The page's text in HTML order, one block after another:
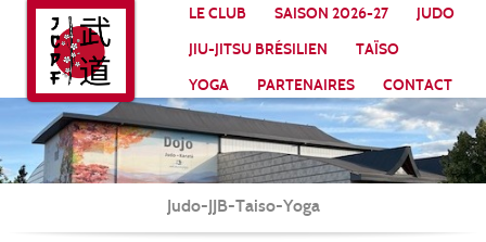
LE CLUB SAISON 2026-27
JUDO
JIU-JITSU BRÉSILIEN
TAÏSO
YOGA
PARTENAIRES CONTACT
Judo-JJB-Taiso-Yoga
Panneau de gestion des cookies